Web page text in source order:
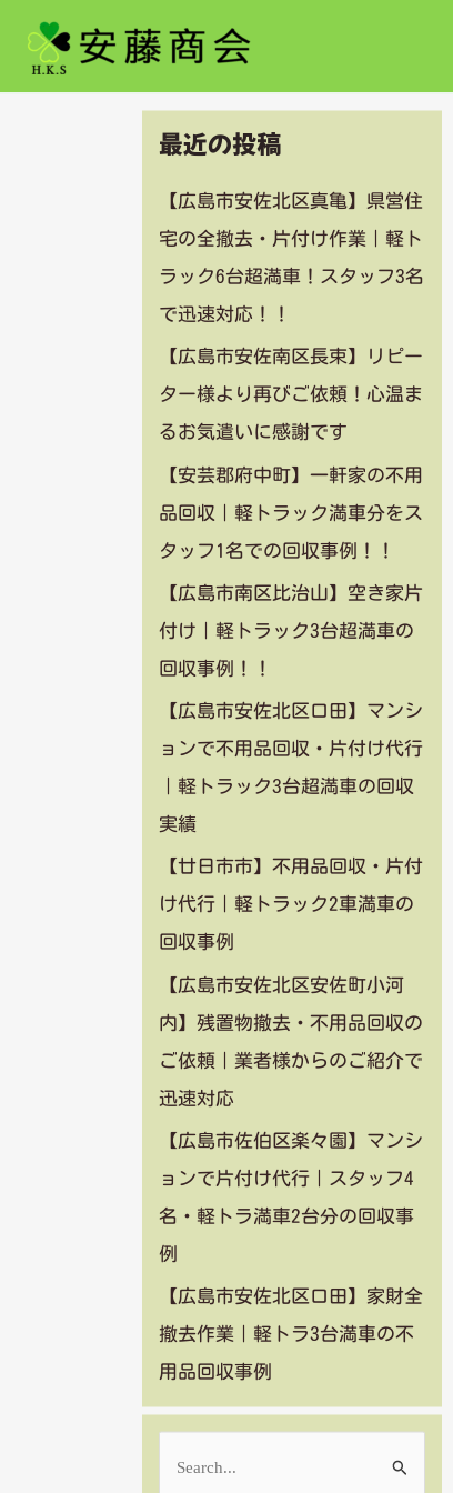
最近の投稿
【広島市安佐北区真亀】県営住
宅の全撤去・片付け作業｜軽ト
ラック6台超満車！スタッフ3名
で迅速対応！！
【広島市安佐南区長束】リピー
ター様より再びご依頼！心温ま
るお気遣いに感謝です
【安芸郡府中町】一軒家の不用
品回収｜軽トラック満車分をス
タッフ1名での回収事例！！
【広島市南区比治山】空き家片
付け｜軽トラック3台超満車の
回収事例！！
【広島市安佐北区口田】マンシ
ョンで不用品回収・片付け代行
｜軽トラック3台超満車の回収
実績
【廿日市市】不用品回収・片付
け代行｜軽トラック2車満車の
回収事例
【広島市安佐北区安佐町小河
内】残置物撤去・不用品回収の
ご依頼｜業者様からのご紹介で
迅速対応
【広島市佐伯区楽々園】マンシ
ョンで片付け代行｜スタッフ4
名・軽トラ満車2台分の回収事
例
【広島市安佐北区口田】家財全
撤去作業｜軽トラ3台満車の不
用品回収事例